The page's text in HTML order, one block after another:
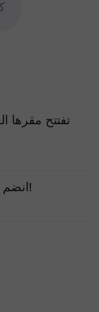
انضم إلينا في قمة متداولي الفوركس في دبي!